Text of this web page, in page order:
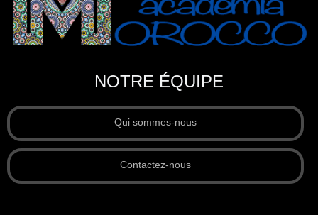
NOTRE ÉQUIPE
Qui sommes-nous
Contactez-nous